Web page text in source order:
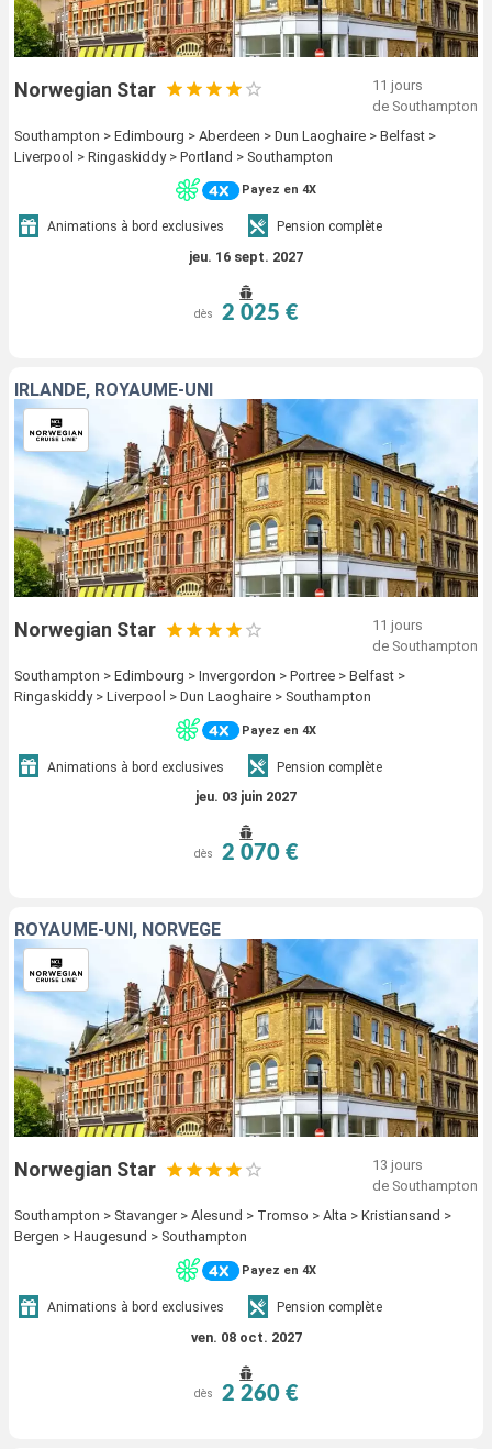
Norwegian Star
11 jours
de Southampton
Southampton > Edimbourg > Aberdeen > Dun Laoghaire > Belfast >
Liverpool > Ringaskiddy > Portland > Southampton
Payez en 4X
Animations à bord exclusives Pension complète
jeu. 16 sept. 2027
dès 2 025 €
IRLANDE, ROYAUME-UNI
Norwegian Star
11 jours
de Southampton
Southampton > Edimbourg > Invergordon > Portree > Belfast >
Ringaskiddy > Liverpool > Dun Laoghaire > Southampton
Payez en 4X
Animations à bord exclusives Pension complète
jeu. 03 juin 2027
dès 2 070 €
ROYAUME-UNI, NORVÈGE
Norwegian Star
13 jours
de Southampton
Southampton > Stavanger > Alesund > Tromso > Alta > Kristiansand >
Bergen > Haugesund > Southampton
Payez en 4X
Animations à bord exclusives Pension complète
ven. 08 oct. 2027
dès 2 260 €